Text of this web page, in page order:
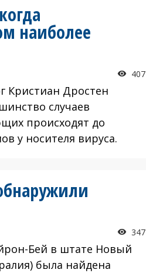
наиболее
407
Кристиан Дростен
случаев
происходят до
у носителя вируса.
347
Бей в штате Новый
была найдена